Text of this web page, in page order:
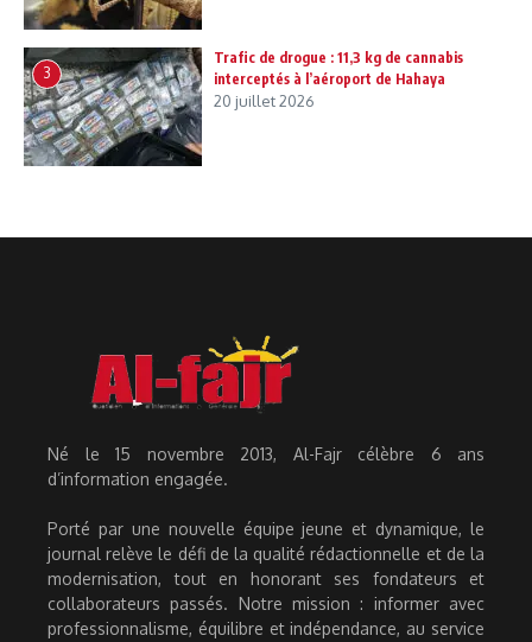
3
Trafic de drogue : 11,3 kg de cannabis
interceptés à l’aéroport de Hahaya
20 juillet 2026
Né le 15 novembre 2013, Al-Fajr célèbre 6 ans
d’information engagée.
Porté par une nouvelle équipe jeune et dynamique, le
journal relève le défi de la qualité rédactionnelle et de la
modernisation, tout en honorant ses fondateurs et
collaborateurs passés. Notre mission : informer avec
professionnalisme, équilibre et indépendance, au service